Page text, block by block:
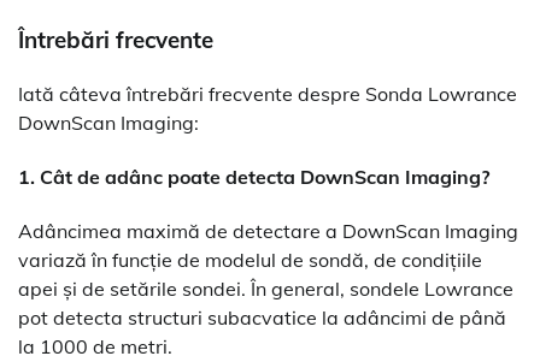
Întrebări frecvente
Iată câteva întrebări frecvente despre Sonda Lowrance
DownScan Imaging:
1. Cât de adânc poate detecta DownScan Imaging?
Adâncimea maximă de detectare a DownScan Imaging
variază în funcție de modelul de sondă, de condițiile
apei și de setările sondei. În general, sondele Lowrance
pot detecta structuri subacvatice la adâncimi de până
la 1000 de metri.